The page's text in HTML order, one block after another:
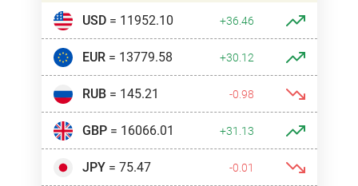
USD= 11952.10 +36.46
EUR= 13779.58 +30.12
RUB= 145.21 -0.98
GBP= 16066.01 +31.13
JPY= 75.47 -0.01